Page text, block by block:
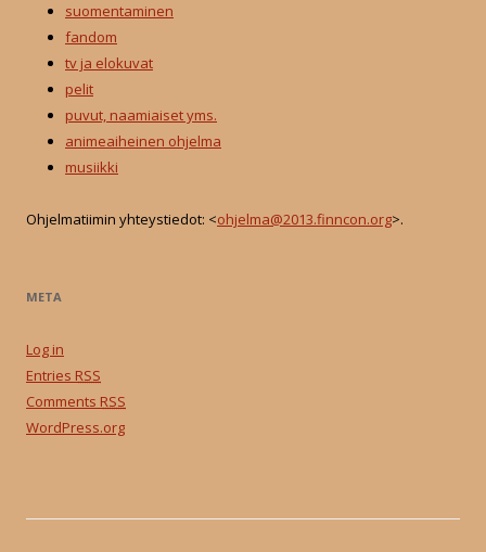
suomentaminen
fandom
tv ja elokuvat
pelit
puvut, naamiaiset yms.
animeaiheinen ohjelma
musiikki
Ohjelmatiimin yhteystiedot: <ohjelma@2013.finncon.org>.
META
Log in
Entries RSS
Comments RSS
WordPress.org